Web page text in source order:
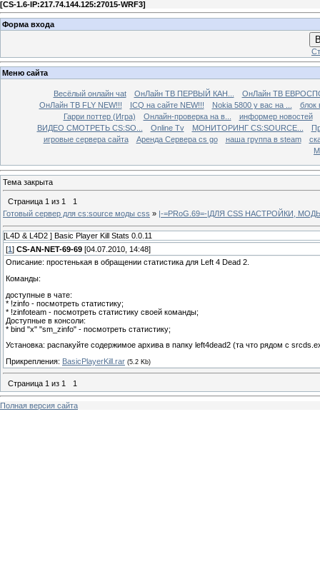
[CS-1.6-IP:217.74.144.125:27015-WRF3]
Форма входа
Меню сайта
Весёлый онлайн чаt ОнЛайн ТВ ПЕРВЫЙ КАН...
ОнЛайн ТВ
ОнЛайн ТВ FLY NEW!!!
ICQ на сайте NEW!!! Nokia 5800 у вас на ...
блок
Гарри поттер (Игра)
Онлайн-проверка на в...
информер новостей
ВИДЕО СМОТРЕТЬ CS:SO...
Online Tv МОНИТОРИНГ CS:SOURCE...
игровые сервера сайта
Аренда Сервера cs go наша группа в steam
Тема закрыта
Страница 1 из 1
1
Готовый сервер для cs:source моды css » |-=PRoG.69=-|ДЛЯ CSS НАСТРОЙКИ,
[L4D & L4D2 ] Basic Player Kill Stats 0.0.11
[1 ] CS-AN-NET-69-69 [04.07.2010, 14:48]
Описание: простенькая в обращении статистика для Left 4 Dead 2.
Команды:
доступные в чате:
* !zinfo - посмотреть статистику;
* !zinfoteam - посмотреть статистику своей команды;
Доступные в консоли:
* bind "x" "sm_zinfo" - посмотреть статистику;
Установка: распакуйте содержимое архива в папку left4dead2 (та что рядом с
Прикрепления: BasicPlayerKill.rar (5.2 Kb)
Страница 1 из 1 1
Полная версия сайта